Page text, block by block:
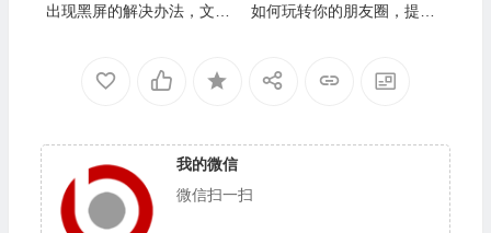
出现黑屏的解决办法，文案
如何玩转你的朋友圈，提高
我的微信
微信扫一扫